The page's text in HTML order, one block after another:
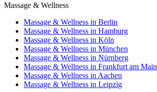
Massage & Wellness
Massage & Wellness in Berlin
Massage & Wellness in Hamburg
Massage & Wellness in Köln
Massage & Wellness in München
Massage & Wellness in Nürnberg
Massage & Wellness in Frankfurt am Main
Massage & Wellness in Aachen
Massage & Wellness in Leipzig